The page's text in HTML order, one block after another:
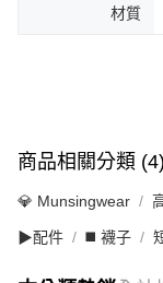
材質
商品相關分類 (4)
💎 Munsingwear
▶配件 ◼️ 襪子